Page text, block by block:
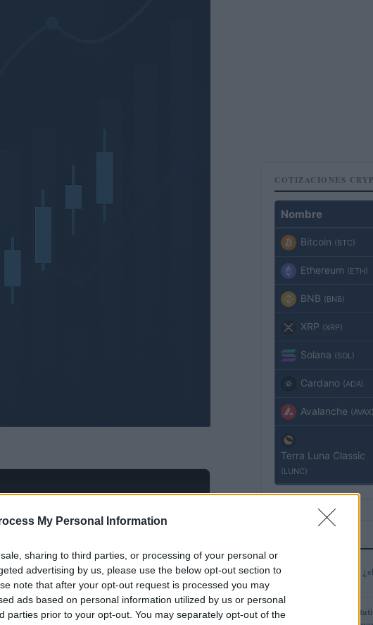
My Personal Information
sharing to third parties, or processing of your personal or
advertising by us, please use the below opt-out section to
note that after your opt-out request is processed you may
ads based on personal information utilized by us or personal
parties prior to your opt-out. You may separately opt-out of the
COTIZACIONES
Nombre
Bitcoin (BTC)
Ethereum (ETH)
BNB (BNB)
XRP (XRP)
Solana (SOL)
Cardano (ADA)
Avalanche (AVAX)
Terra Luna Classic
(LUNC)
1
Euríbor en caída:
2
IAG reduce